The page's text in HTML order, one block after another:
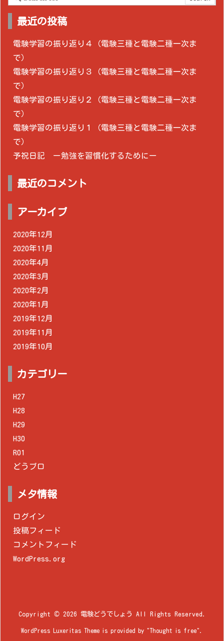
最近の投稿
電験学習の振り返り４（電験三種と電験二種一次ま
で）
電験学習の振り返り３（電験三種と電験二種一次ま
で）
電験学習の振り返り２（電験三種と電験二種一次ま
で）
電験学習の振り返り１（電験三種と電験二種一次ま
で）
予祝日記 ー勉強を習慣化するためにー
最近のコメント
アーカイブ
2020年12月
2020年11月
2020年4月
2020年3月
2020年2月
2020年1月
2019年12月
2019年11月
2019年10月
カテゴリー
H27
H28
H29
H30
R01
どうブロ
メタ情報
ログイン
投稿フィード
コメントフィード
WordPress.org
Copyright © 2026 電験どうでしょう All Rights Reserved.
WordPress Luxeritas Theme is provided by "Thought is free".